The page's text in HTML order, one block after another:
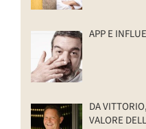
APP E
DA
VALORE